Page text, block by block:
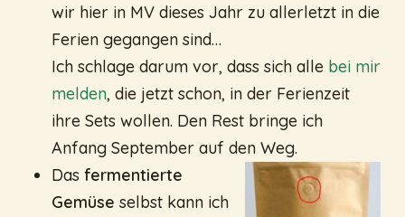
wir hier in MV dieses Jahr zu allerletzt in die
Ferien gegangen sind…
Ich schlage darum vor, dass sich alle bei mir
melden, die jetzt schon, in der Ferienzeit
ihre Sets wollen. Den Rest bringe ich
Anfang September auf den Weg.
Das fermentierte
Gemüse selbst kann ich